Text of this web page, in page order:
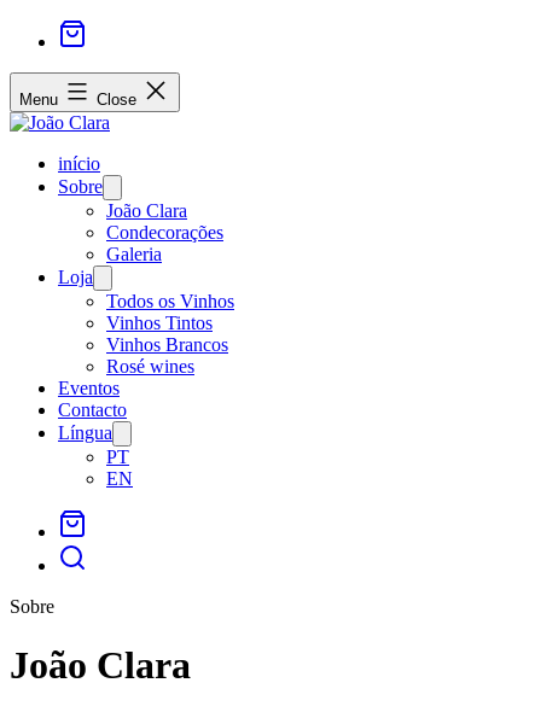
Menu Close
início
Sobre
menu
João Clara
Condecorações
Galeria
Loja
menu
Todos os Vinhos
Vinhos Tintos
Vinhos Brancos
Rosé wines
Eventos
Contacto
Língua
menu
PT
EN
Sobre
João Clara